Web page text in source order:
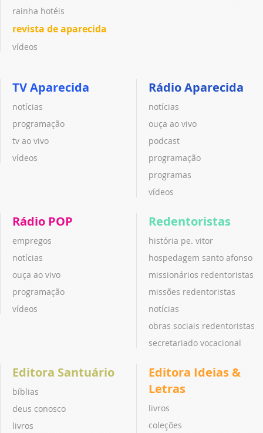
rainha hotéis
revista de aparecida
vídeos
TV Aparecida
notícias
programação
tv ao vivo
vídeos
Rádio Aparecida
notícias
ouça ao vivo
podcast
programação
programas
vídeos
Rádio POP
empregos
notícias
ouça ao vivo
programação
vídeos
Redentoristas
história pe. vitor
hospedagem santo afonso
missionários redentoristas
missões redentoristas
notícias
obras sociais redentoristas
secretariado vocacional
Editora Santuário
bíblias
deus conosco
livros
Editora Ideias &
Letras
livros
coleções